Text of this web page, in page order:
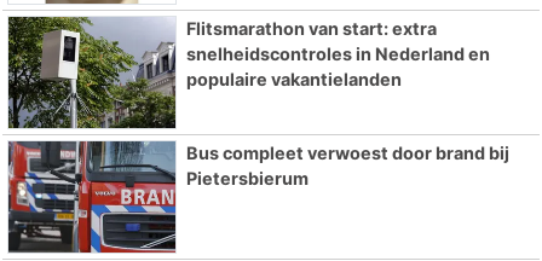
Flitsmarathon van start: extra
snelheidscontroles in Nederland en
populaire vakantielanden
Bus compleet verwoest door brand bij
Pietersbierum